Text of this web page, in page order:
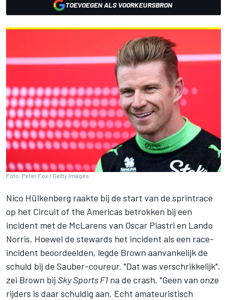
TOEVOEGEN ALS VOORKEURSBRON
Foto: Peter Fox / Getty Images
Nico Hülkenberg raakte bij de start van de sprintrace
op het Circuit of the Americas betrokken bij een
incident met de McLarens van Oscar Piastri en Lando
Norris. Hoewel de stewards het incident als een race-
incident beoordeelden, legde Brown aanvankelijk de
schuld bij de Sauber-coureur. "Dat was verschrikkelijk",
zei Brown bij Sky Sports F1 na de crash. "Geen van onze
rijders is daar schuldig aan. Echt amateuristisch